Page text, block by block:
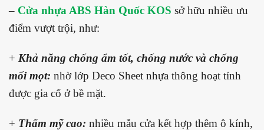
– Cửa nhựa ABS Hàn Quốc KOS sở hữu nhiều ưu
điểm vượt trội, như:
+ Khả năng chống ẩm tốt, chống nước và chống
mối mọt: nhờ lớp Deco Sheet nhựa thông hoạt tính
được gia cố ở bề mặt.
+ Thẩm mỹ cao: nhiều mẫu cửa kết hợp thêm ô kính,